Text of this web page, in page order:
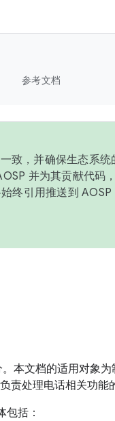
参考文档
致，并确保生态系
并为其贡献代码
终引用推送到
本文档的适用对象
责处理电话相关功能
括：